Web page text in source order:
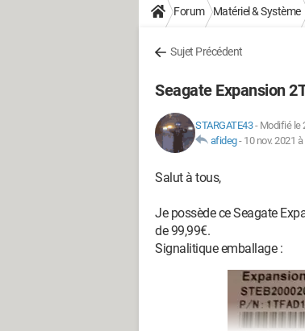
Forum Matériel & Système
Sujet Précédent
Seagate Expansion
STARGATE43- Modifié le
afideg- 10 nov. 2021
Salut à tous,
Je possède ce Seagate
de 99,99€.
Signalitique emballage :